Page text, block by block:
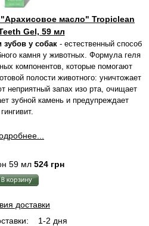
"Арахисовое масло" Tropiclean
Gel, 59 мл
зубов у собак - естественный способ
камня у животных. Формула геля
компонентов, которые помогают
полости животного: уничтожает
неприятный запах изо рта, очищает
зубной камень и предупреждает
гингивит.
59 мл 524 грн
доставки
1-2 дня